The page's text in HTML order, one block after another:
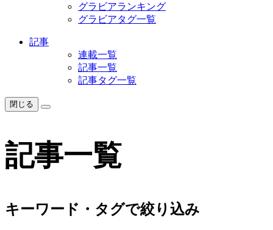
グラビアランキング
グラビアタグ一覧
記事
連載一覧
記事一覧
記事タグ一覧
閉じる
記事一覧
キーワード・タグで絞り込み